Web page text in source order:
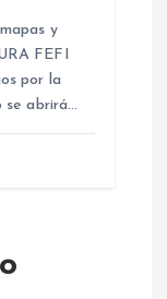
y
FEFI
por la
se abrirá…